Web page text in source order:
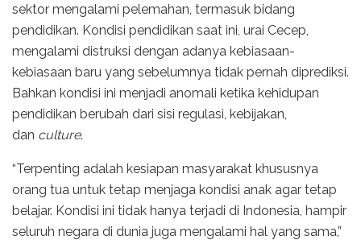
sektor mengalami pelemahan, termasuk bidang
pendidikan. Kondisi pendidikan saat ini, urai Cecep,
mengalami distruksi dengan adanya kebiasaan-
kebiasaan baru yang sebelumnya tidak pernah diprediksi.
Bahkan kondisi ini menjadi anomali ketika kehidupan
pendidikan berubah dari sisi regulasi, kebijakan,
dan culture.
“Terpenting adalah kesiapan masyarakat khususnya
orang tua untuk tetap menjaga kondisi anak agar tetap
belajar. Kondisi ini tidak hanya terjadi di Indonesia, hampir
seluruh negara di dunia juga mengalami hal yang sama,”